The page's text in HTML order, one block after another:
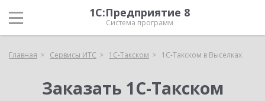
1С:Предприятие 8
Система программ
Главная Сервисы ИТС 1С-Такском 1С-Такском в Выселках
Заказать 1С-Такском